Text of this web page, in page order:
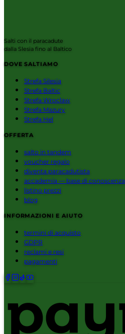
Salti con il paracadute
dalla Slesia fino al Baltico
DOVE SALTIAMO
Strefa Silesia
Strefa Baltic
Strefa Wroclaw
Strefa Mazury
Strefa Hel
OFFERTA
salto in tandem
voucher regalo
diventa paracadutista
accademia — base di conoscenza
listino prezzi
blog
INFORMAZIONI E AIUTO
termini di acquisto
GDPR
reclami e resi
pagamenti